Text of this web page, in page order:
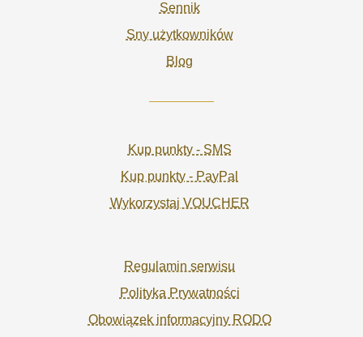
Sennik
Sny użytkowników
Blog
Kup punkty - SMS
Kup punkty - PayPal
Wykorzystaj VOUCHER
Regulamin serwisu
Polityka Prywatności
Obowiązek informacyjny RODO